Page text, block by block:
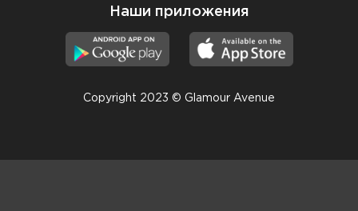
Наши приложения
Copyright 2023 © Glamour Avenue